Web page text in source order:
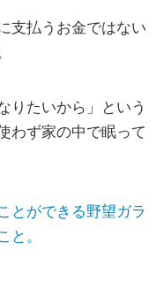
支払うお金ではない
りたいから」という
わず家の中で眠って
とができる野望ガラ
と。